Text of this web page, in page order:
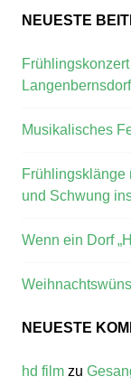
NEUESTE
Langenbernsdorf
Musikalisches
Frühlingsklänge
und Schwung
Wenn ein Dorf
NEUESTE
hd film zu